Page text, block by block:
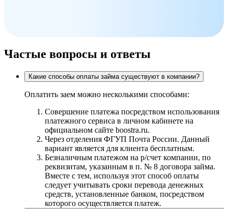
Частые вопросы и ответы
Какие способы оплаты займа существуют в компании?
Оплатить заем можно несколькими способами:
Совершение платежа посредством использования
платежного сервиса в личном кабинете на
официальном сайте boostra.ru.
Через отделения ФГУП Почта России. Данный
вариант является для клиента бесплатным.
Безналичным платежом на р/счет компании, по
реквизитам, указанным в п. № 8 договора займа.
Вместе с тем, используя этот способ оплаты
следует учитывать сроки перевода денежных
средств, установленные банком, посредством
которого осуществляется платеж.